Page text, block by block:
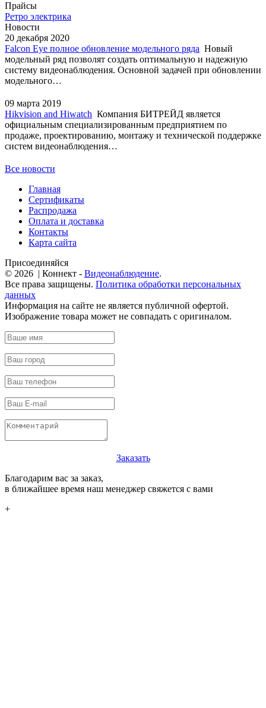
Прайсы
Ретро электрика
Новости
20 декабря 2020
Falcon Eye полное обновление модельного ряда Новый
модельный ряд позволят создать оптимальную и надежную
систему видеонаблюдения. Основной задачей при обновлении
модельного…
09 марта 2019
Hikvision and Hiwatch Компания БИТРЕЙД является
официальным специализированным предприятием по
продаже, проектированию, монтажу и технической поддержке
систем видеонаблюдения…
Все новости
Главная
Сертификаты
Распродажа
Оплата и доставка
Контакты
Карта сайта
Присоединяйся
© 2026 | Коннект - Видеонаблюдение.
Все права защищены. Политика обработки персональных
данных
Информация на сайте не является публичной офертой.
Изображение товара может не совпадать с оригиналом.
Заказать
Благодарим вас за заказ,
в ближайшее время наш менеджер свяжется с вами
+